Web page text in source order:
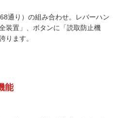
通り）の組み合わせ。レバーハン
装置」、ボタンに「読取防止機
ります。
能